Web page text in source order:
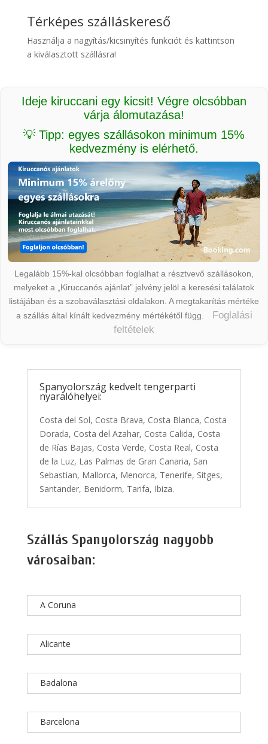
Térképes szálláskereső
Használja a nagyítás/kicsinyítés funkciót és kattintson
a kiválasztott szállásra!
Ideje kiruccani egy kicsit! Végre olcsóbban
várja álomutazása!
💡 Tipp: egyes szállásokon minimum 15%
kedvezmény is elérhető.
Legalább 15%-kal olcsóbban foglalhat a résztvevő szállásokon,
melyeket a „Kiruccanós ajánlat” jelvény jelöl a keresési találatok
listájában és a szobaválasztási oldalakon. A megtakarítás mértéke
a szállás által kínált kedvezmény mértékétől függ.
Foglalási
feltételek
Spanyolország kedvelt tengerparti
nyaralóhelyei:
Costa del Sol, Costa Brava, Costa Blanca, Costa
Dorada, Costa del Azahar, Costa Calida, Costa
de Rías Bajas, Costa Verde, Costa Real, Costa
de la Luz, Las Palmas de Gran Canaria, San
Sebastian, Mallorca, Menorca, Tenerife, Sitges,
Santander, Benidorm, Tarifa, Ibiza.
Szállás Spanyolország nagyobb
városaiban:
A Coruna
Alicante
Badalona
Barcelona